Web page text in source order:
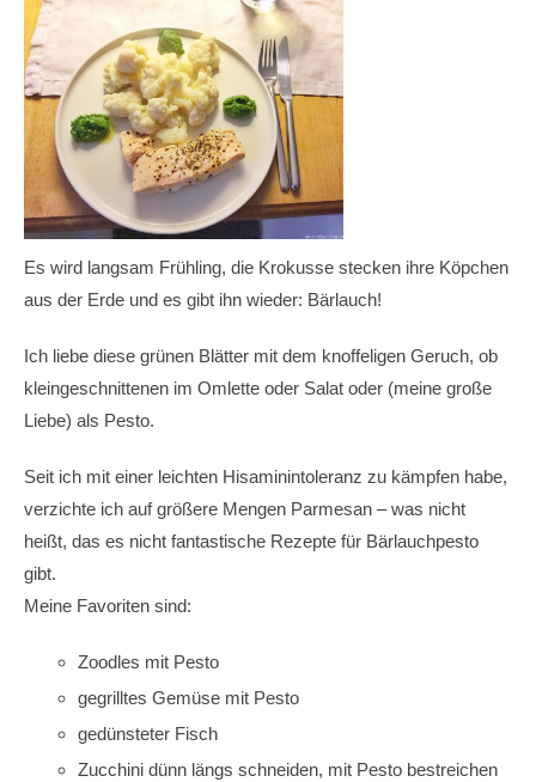
Es wird langsam Frühling, die Krokusse stecken ihre Köpchen
aus der Erde und es gibt ihn wieder: Bärlauch!
Ich liebe diese grünen Blätter mit dem knoffeligen Geruch, ob
kleingeschnittenen im Omlette oder Salat oder (meine große
Liebe) als Pesto.
Seit ich mit einer leichten Hisaminintoleranz zu kämpfen habe,
verzichte ich auf größere Mengen Parmesan – was nicht
heißt, das es nicht fantastische Rezepte für Bärlauchpesto
gibt.
Meine Favoriten sind:
Zoodles mit Pesto
gegrilltes Gemüse mit Pesto
gedünsteter Fisch
Zucchini dünn längs schneiden, mit Pesto bestreichen